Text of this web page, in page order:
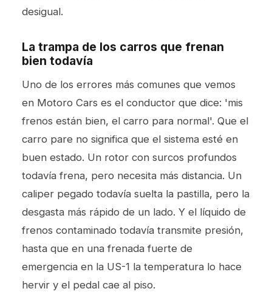
desigual.
La trampa de los carros que frenan
bien todavía
Uno de los errores más comunes que vemos
en Motoro Cars es el conductor que dice: 'mis
frenos están bien, el carro para normal'. Que el
carro pare no significa que el sistema esté en
buen estado. Un rotor con surcos profundos
todavía frena, pero necesita más distancia. Un
caliper pegado todavía suelta la pastilla, pero la
desgasta más rápido de un lado. Y el líquido de
frenos contaminado todavía transmite presión,
hasta que en una frenada fuerte de
emergencia en la US-1 la temperatura lo hace
hervir y el pedal cae al piso.